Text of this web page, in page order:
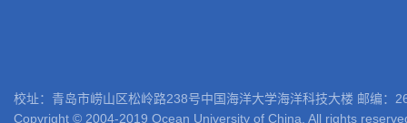
校址：青岛市崂山区松岭路238号中国海洋大学海洋科技大楼 邮编
Copyright © 2004-2019 Ocean University of China. All rights